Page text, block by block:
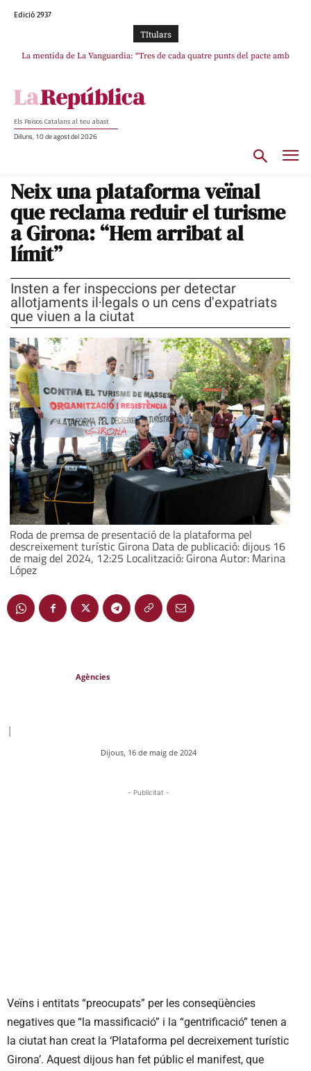
Edició 2937
TItulars
La mentida de La Vanguardia: “Tres de cada quatre punts del pacte amb
Els Països Catalans al teu abast
Dilluns, 10 de agost del 2026
Neix una plataforma veïnal
que reclama reduir el turisme
a Girona: “Hem arribat al
límit”
Insten a fer inspeccions per detectar
allotjaments il·legals o un cens d'expatriats
que viuen a la ciutat
Roda de premsa de presentació de la plataforma pel
descreixement turístic Girona Data de publicació: dijous 16
de maig del 2024, 12:25 Localització: Girona Autor: Marina
López
Agències
|
Dijous, 16 de maig de 2024
- Publicitat -
Veïns i entitats “preocupats” per les conseqüències
negatives que “la massificació” i la “gentrificació” tenen a
la ciutat han creat la ‘Plataforma pel decreixement turístic
Girona’. Aquest dijous han fet públic el manifest, que